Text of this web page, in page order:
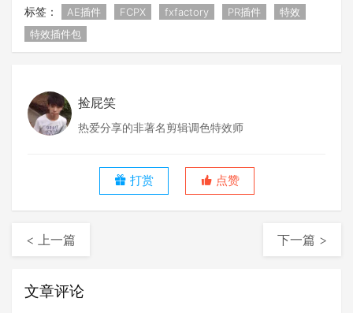
标签： AE插件 FCPX fxfactory PR插件
特效
特效插件包
捡屁笑
热爱分享的非著名剪辑调色特效师
打赏 点赞
< 上一篇 下一篇 >
文章评论